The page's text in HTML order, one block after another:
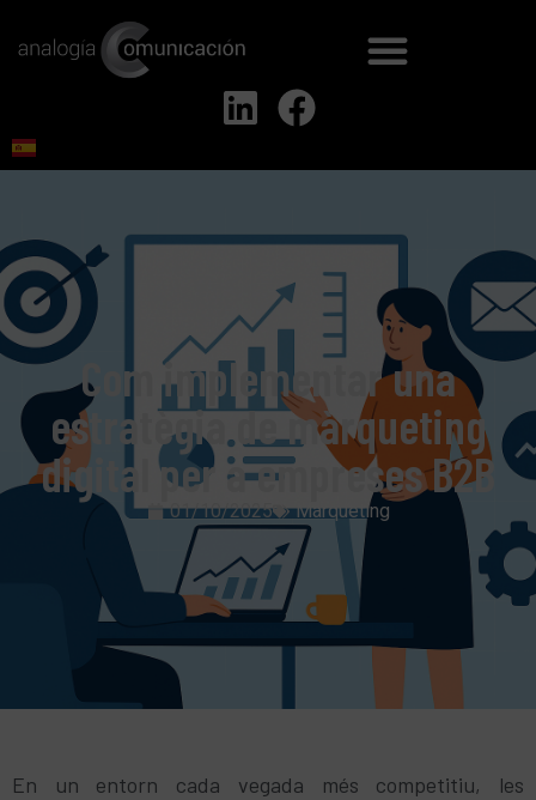
Com implementar una
estratègia de màrqueting
digital per a empreses B2B
01/10/2025 Marqueting
En un entorn cada vegada més competitiu, les